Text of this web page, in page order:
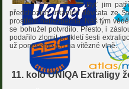
Byť jim
předchozích utkáních děvčata ze
prostředí nebezpečná. Náš tým
se bohužel potvrdilo. Přesto, i
podařilo zlomit prokletí šesti
už poneseme jen na vítězné vlně.
11. kolo UNIQA Extraligy